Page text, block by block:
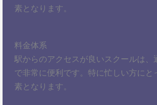
素となります。
料金体系
駅からのアクセスが良いスクールは、
で非常に便利です。特に忙しい方にと
素となります。